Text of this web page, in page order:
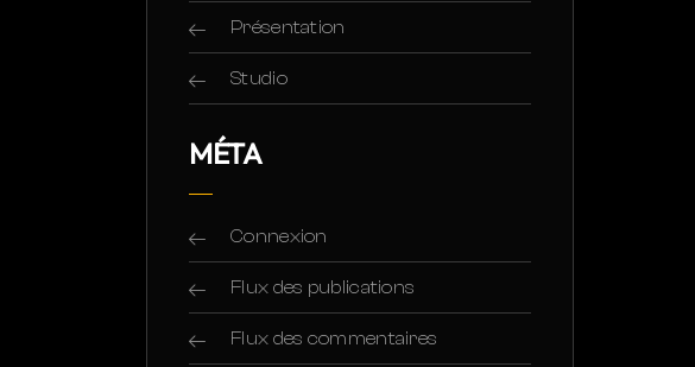
Présentation
Studio
MÉTA
Connexion
Flux des publications
Flux des commentaires